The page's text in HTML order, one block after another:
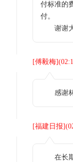
付标准的
付。
谢谢大
[傅毅梅](
感谢林
[福建日报](
在长期